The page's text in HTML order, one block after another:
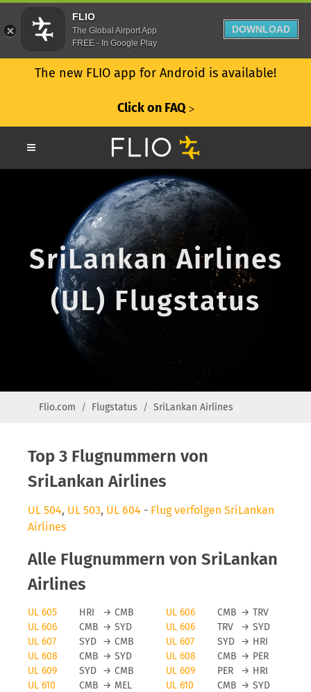
The new FLIO app for Android is available!
Click on FAQ ᐳ
SriLankan Airlines
(UL) Flugstatus
Flio.com Flugstatus SriLankan Airlines
Top 3 Flugnummern von
SriLankan Airlines
UL 504, UL 503, UL 604 - Flug verfolgen SriLankan
Airlines
Alle Flugnummern von SriLankan
Airlines
UL 605 HRI → CMB UL 606 CMB → TRV
UL 606
CMB → SYD UL 606 TRV → SYD
UL 607
SYD → CMB UL 607 SYD → HRI
UL 608
CMB → SYD UL 608 CMB → PER
UL 609
SYD → CMB UL 609 PER → HRI
UL 610
CMB → MEL UL 610 CMB → SYD
FLIO
The Global Airport App
FREE - In Google Play
DOWNLOAD